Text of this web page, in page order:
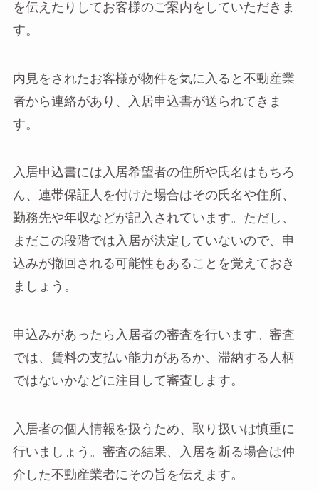
を伝えたりしてお客様のご案内をしていただきま
す。
内見をされたお客様が物件を気に入ると不動産業
者から連絡があり、入居申込書が送られてきま
す。
入居申込書には入居希望者の住所や氏名はもちろ
ん、連帯保証人を付けた場合はその氏名や住所、
勤務先や年収などが記入されています。ただし、
まだこの段階では入居が決定していないので、申
込みが撤回される可能性もあることを覚えておき
ましょう。
申込みがあったら入居者の審査を行います。審査
では、賃料の支払い能力があるか、滞納する人柄
ではないかなどに注目して審査します。
入居者の個人情報を扱うため、取り扱いは慎重に
行いましょう。審査の結果、入居を断る場合は仲
介した不動産業者にその旨を伝えます。